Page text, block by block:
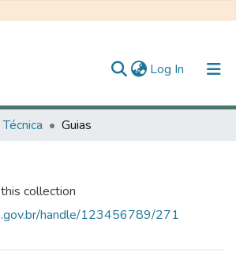
Log In (current)
Guias
collection
handle/123456789/271